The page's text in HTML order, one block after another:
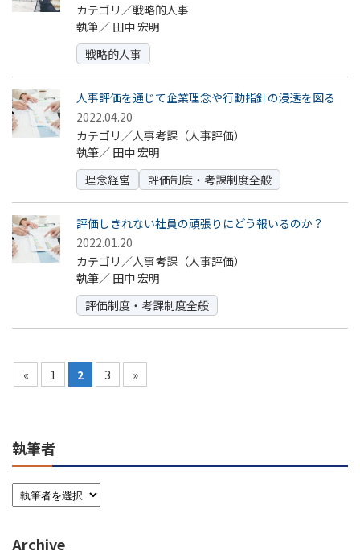
カテゴリ／戦略的人事
執筆／ 田中 宏明
戦略的人事
人事評価を通じて企業理念や行動指針の浸透を図る
2022.04.20
カテゴリ／人事考課（人事評価）
執筆／ 田中 宏明
理念経営
評価制度・考課制度全般
評価しきれない社員の頑張りにどう報いるのか？
2022.01.20
カテゴリ／人事考課（人事評価）
執筆／ 田中 宏明
評価制度・考課制度全般
« 1 2 3 »
執筆者
Archive